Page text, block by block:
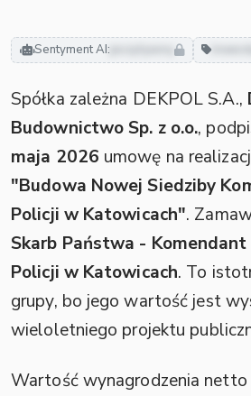
Sentyment AI: pozytywny
Spółka zależna DEKPOL S.A.,
Budownictwo Sp. z o.o.,
maja 2026 umowę na
"Budowa Nowej Siedziby
Policji w Katowicach".
Skarb Państwa -
Policji w Katowicach. To
grupy, bo jego wartość jest
wieloletniego projektu
Wartość wynagrodzenia netto